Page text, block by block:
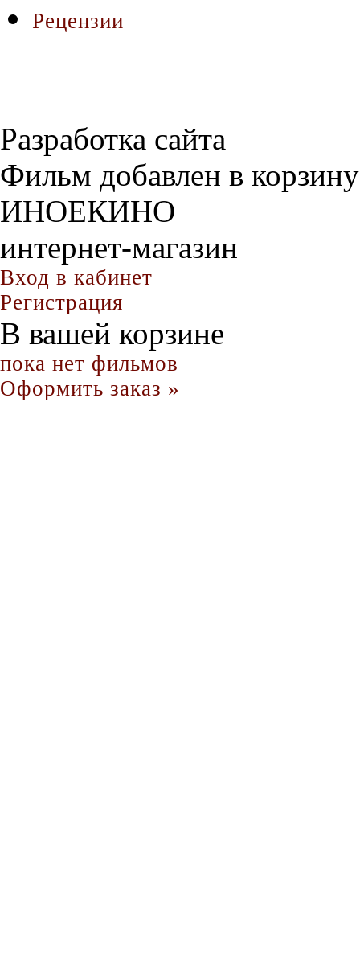
Рецензии
Разработка сайта
Фильм добавлен в корзину
ИНОЕКИНО
интернет-магазин
Вход в кабинет
Регистрация
В вашей корзине
пока нет фильмов
Оформить заказ »